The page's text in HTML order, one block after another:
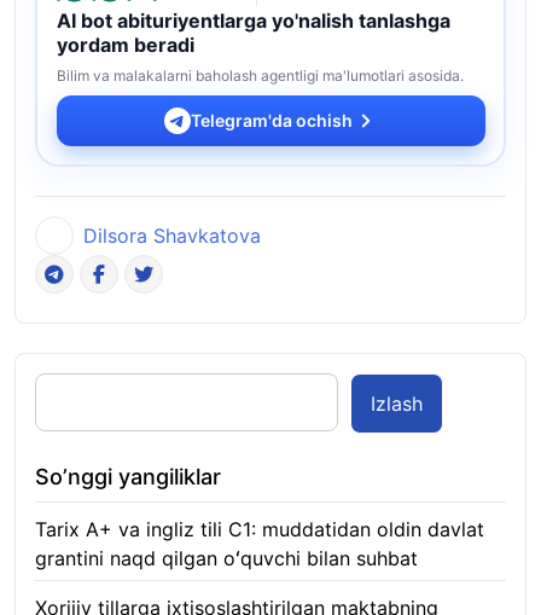
AI bot abituriyentlarga yo'nalish tanlashga
yordam beradi
Bilim va malakalarni baholash agentligi ma'lumotlari asosida.
Telegram'da ochish
Dilsora Shavkatova
Izlash
So’nggi yangiliklar
Tarix A+ va ingliz tili C1: muddatidan oldin davlat
grantini naqd qilgan oʻquvchi bilan suhbat
Xorijiy tillarga ixtisoslashtirilgan maktabning